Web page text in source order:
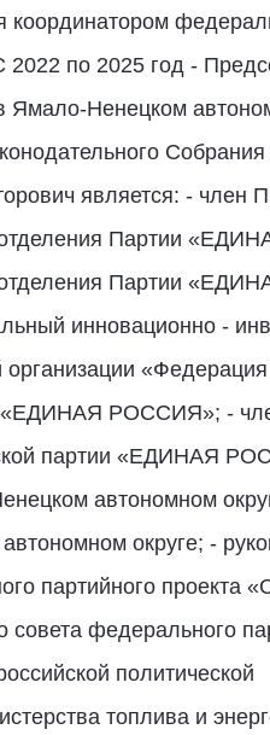
по 2025 год -
Ямало-Ненецком
является: - член
отделения Партии
отделения Партии
инновационно -
организации
«ЕДИНАЯ РОССИЯ»; -
партии «ЕДИНАЯ
автономном
округе; -
партийного проекта
федерального
политической
топлива и